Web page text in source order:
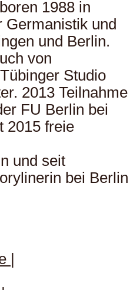
1988 in
Germanistik und
und Berlin.
von
Studio
2013 Teilnahme
FU Berlin bei
2015 freie
und seit
bei Berlin